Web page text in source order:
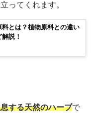
ってくれます。
とは？植物原料との違い
説！
する天然のハーブで